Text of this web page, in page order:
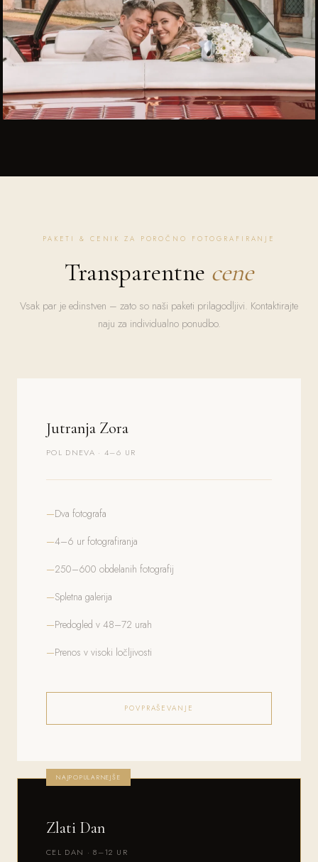
PAKETI & CENIK ZA POROČNO FOTOGRAFIRANJE
Transparentne cene
Vsak par je edinstven – zato so naši paketi prilagodljivi. Kontaktirajte
naju za individualno ponudbo.
Jutranja Zora
POL DNEVA · 4–6 UR
Dva fotografa
4–6 ur fotografiranja
250–600 obdelanih fotografij
Spletna galerija
Predogled v 48–72 urah
Prenos v visoki ločljivosti
POVPRAŠEVANJE
NAJPOPULARNEJŠE
Zlati Dan
CEL DAN · 8–12 UR